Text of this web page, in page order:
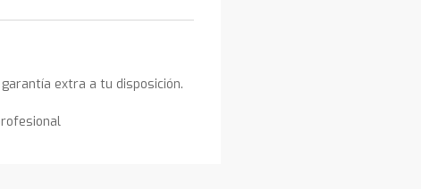
extra a tu disposición.